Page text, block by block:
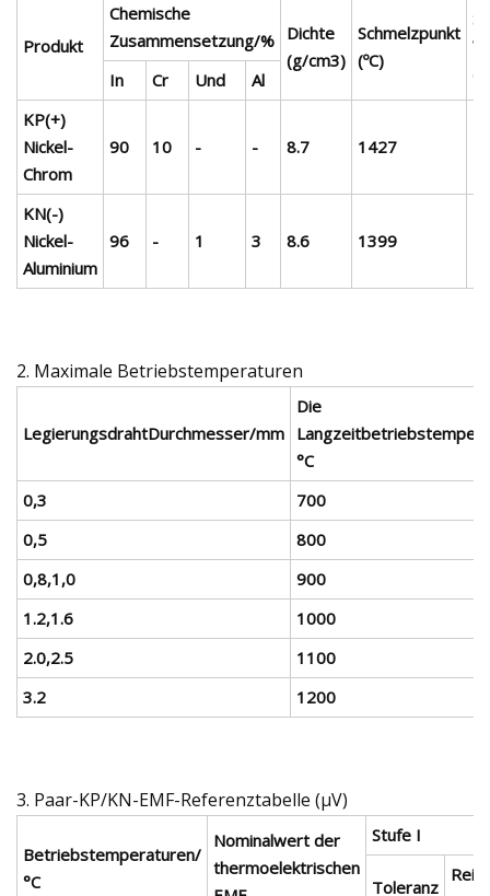
Produkt
Chemische
Zusammensetzung/% Dichte
(g/cm3)
Schmelzpunkt
(ºC)
In Cr Und
Al
KP(+)
Nickel-
Chrom
90 10 - - 8.7 1427
KN(-)
Nickel-
Aluminium
96 - 1 3 8.6 1399
2. Maximale Betriebstemperaturen
LegierungsdrahtDurchmesser/mm
Die
°C
0,3
700
0,5
800
0,8,1,0
900
1.2,1.6
1000
2.0,2.5
1100
3.2
1200
3. Paar-KP/KN-EMF-Referenztabelle (μV)
Betriebstemperaturen/
°C
Nominalwert der
thermoelektrischen
Stufe I
Toleranz